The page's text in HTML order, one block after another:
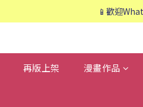
📱歡迎
📱歡迎
❤️會員專享：🛍
📱歡迎
再版上架 漫畫作品